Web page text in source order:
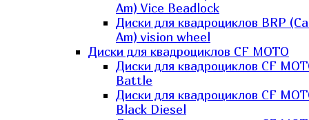
Am) Vice Beadlock
Диски для квадроциклов BRP
Am) vision wheel
Диски для квадроциклов CF MOTO
Диски для квадроциклов CF
Battle
Диски для квадроциклов CF
Black Diesel